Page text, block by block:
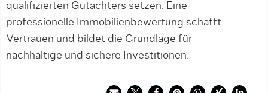
qualifizierten Gutachters setzen. Eine
professionelle Immobilienbewertung schafft
Vertrauen und bildet die Grundlage für
nachhaltige und sichere Investitionen.